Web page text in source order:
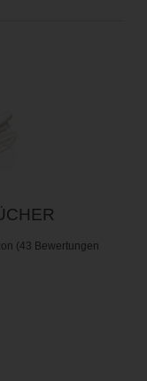
(43 Bewertungen